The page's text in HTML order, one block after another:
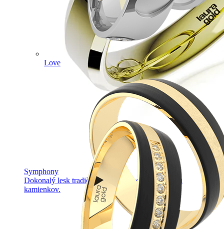
Symphony
Dokonalý lesk tradičného zlata s decentnou iskrou
kamienkov.
Love